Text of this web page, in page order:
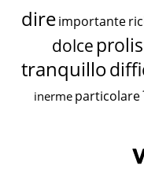
dire importante
dolce
tranquillo
inerme particolare